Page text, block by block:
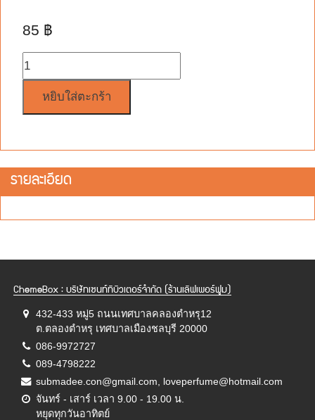
85 ฿
จำนวน
หยิบใส่ตะกร้า
รายละเอียด
ChemeBox : บริษัทเซนท์ทิบิวเตอร์จำกัด (ร้านเลิฟเพอร์ฟูม)
432-433 หมู่5 ถนนเทศบาลคลองตำหรุ12
ต.ตลองตำหรุ เทศบาลเมืองชลบุรี 20000
086-9972727
089-4798222
submadee.con@gmail.com, loveperfume@hotmail.com
จันทร์ - เสาร์ เวลา 9.00 - 19.00 น.
หยุดทุกวันอาทิตย์